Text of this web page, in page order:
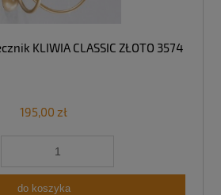
KLIWIA CLASSIC ZŁOTO 3574
195,00 zł
do koszyka